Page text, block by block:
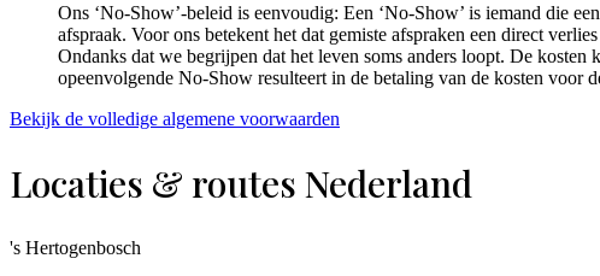
Ons ‘No-Show’-beleid is eenvoudig: Een ‘No-Show’ is iemand die
afspraak. Voor ons betekent het dat gemiste afspraken een direct
Ondanks dat we begrijpen dat het leven soms anders loopt. De
opeenvolgende No-Show resulteert in de betaling van de kosten voor
Bekijk de volledige algemene voorwaarden
Locaties & routes Nederland
's Hertogenbosch